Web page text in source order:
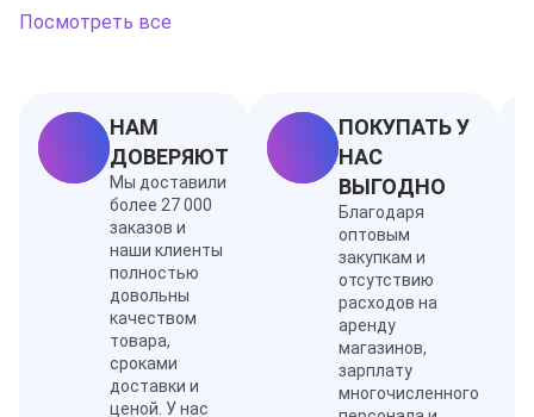
усиленной технологиями, высокотехнологичными
Amber Xtreme
Посмотреть все
НАМ
ДОВЕРЯЮТ
Мы доставили
более 27 000
заказов и
наши клиенты
полностью
довольны
качеством
товара,
сроками
доставки и
ценой. У нас
ПОКУПАТЬ У
НАС
ВЫГОДНО
Благодаря
оптовым
закупкам и
отсутствию
расходов на
аренду
магазинов,
зарплату
многочисленного